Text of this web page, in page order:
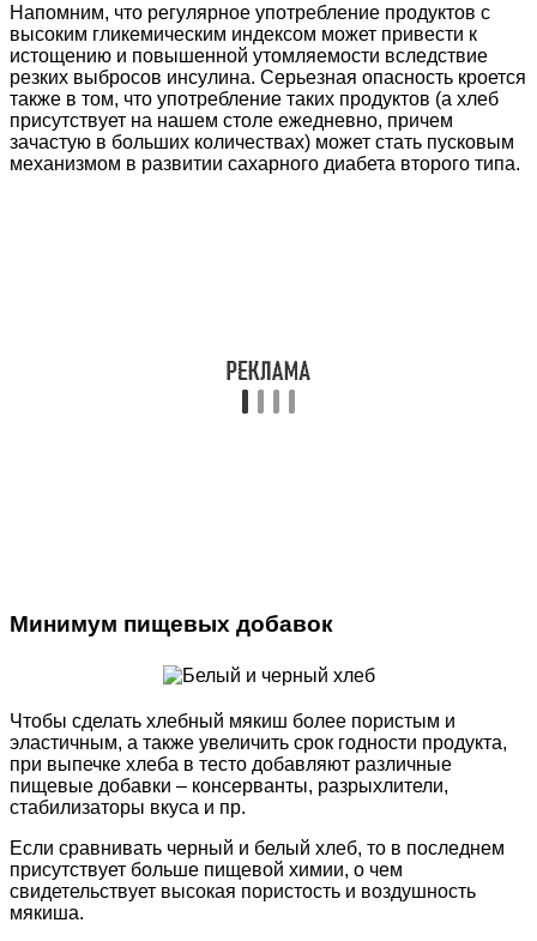
Напомним, что регулярное употребление продуктов с
высоким гликемическим индексом может привести к
истощению и повышенной утомляемости вследствие
резких выбросов инсулина. Серьезная опасность кроется
также в том, что употребление таких продуктов (а хлеб
присутствует на нашем столе ежедневно, причем
зачастую в больших количествах) может стать пусковым
механизмом в развитии сахарного диабета второго типа.
Минимум пищевых добавок
Чтобы сделать хлебный мякиш более пористым и
эластичным, а также увеличить срок годности продукта,
при выпечке хлеба в тесто добавляют различные
пищевые добавки – консерванты, разрыхлители,
стабилизаторы вкуса и пр.
Если сравнивать черный и белый хлеб, то в последнем
присутствует больше пищевой химии, о чем
свидетельствует высокая пористость и воздушность
мякиша.